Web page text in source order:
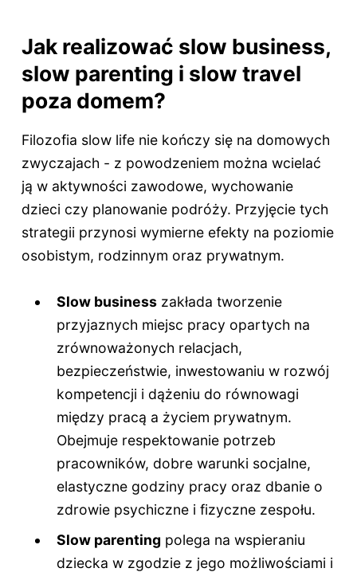
Jak realizować slow business,
slow parenting i slow travel
poza domem?
Filozofia slow life nie kończy się na domowych
zwyczajach - z powodzeniem można wcielać
ją w aktywności zawodowe, wychowanie
dzieci czy planowanie podróży. Przyjęcie tych
strategii przynosi wymierne efekty na poziomie
osobistym, rodzinnym oraz prywatnym.
Slow business zakłada tworzenie
przyjaznych miejsc pracy opartych na
zrównoważonych relacjach,
bezpieczeństwie, inwestowaniu w rozwój
kompetencji i dążeniu do równowagi
między pracą a życiem prywatnym.
Obejmuje respektowanie potrzeb
pracowników, dobre warunki socjalne,
elastyczne godziny pracy oraz dbanie o
zdrowie psychiczne i fizyczne zespołu.
Slow parenting polega na wspieraniu
dziecka w zgodzie z jego możliwościami i